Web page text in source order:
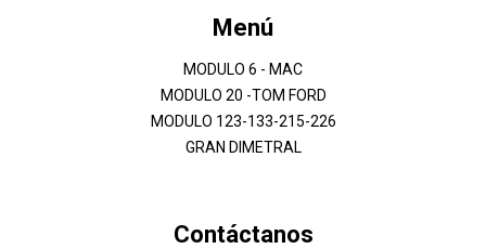
Menú
MODULO 6 - MAC
MODULO 20 -TOM FORD
MODULO 123-133-215-226
GRAN DIMETRAL
Contáctanos